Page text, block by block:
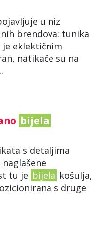
u niz
brendova: tunika
je eklektičnim
natikače su na
bijela
s detaljima
tu je bijela košulja,
s druge